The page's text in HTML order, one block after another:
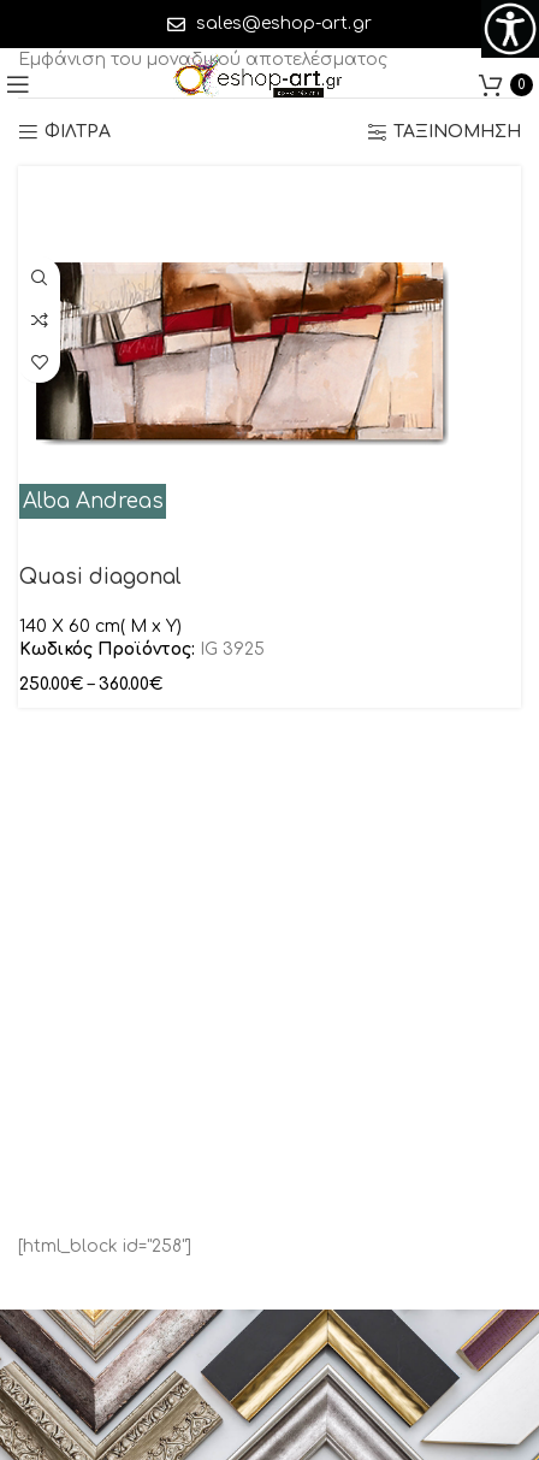
sales@eshop-art.gr
0
Εμφάνιση του μοναδικού αποτελέσματος
ΦΙΛΤΡΑ ΤΑΞΙΝΟΜΗΣΗ
Alba Andreas
Quasi diagonal
140 X 60 cm( M x Y)
Κωδικός Προϊόντος:
IG 3925
250.00€ – 360.00€
[html_block id="258"]